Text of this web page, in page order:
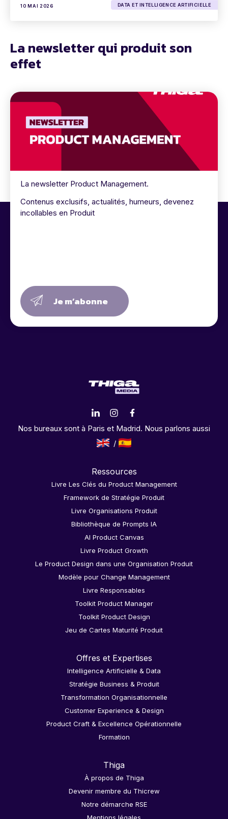
10 MAI 2026 DATA ET INTELLIGENCE ARTIFICIELLE
La newsletter qui produit son
effet
La newsletter Product Management.
Contenus exclusifs, actualités, humeurs, devenez
incollables en Produit
Je m’abonne
Nos bureaux sont à Paris et Madrid. Nous parlons aussi
Ressources
Livre Les Clés du Product Management
Framework de Stratégie Produit
Livre Organisations Produit
Bibliothèque de Prompts IA
AI Product Canvas
Livre Product Growth
Le Product Design dans une Organisation Produit
Modèle pour Change Management
Livre Responsables
Toolkit Product Manager
Toolkit Product Design
Jeu de Cartes Maturité Produit
Offres et Expertises
Intelligence Artificielle & Data
Stratégie Business & Produit
Transformation Organisationnelle
Customer Experience & Design
Product Craft & Excellence Opérationnelle
Formation
Thiga
À propos de Thiga
Devenir membre du Thicrew
Notre démarche RSE